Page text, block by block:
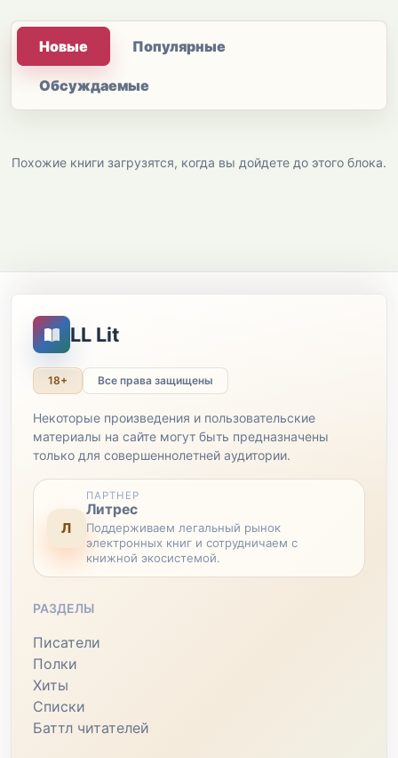
Новые Популярные
Обсуждаемые
Похожие книги загрузятся, когда вы дойдете до этого блока.
LL Lit
18+ Все права защищены
Некоторые произведения и пользовательские
материалы на сайте могут быть предназначены
только для совершеннолетней аудитории.
Л
ПАРТНЕР
Литрес
Поддерживаем легальный рынок
электронных книг и сотрудничаем с
книжной экосистемой.
РАЗДЕЛЫ
Писатели
Полки
Хиты
Списки
Баттл читателей